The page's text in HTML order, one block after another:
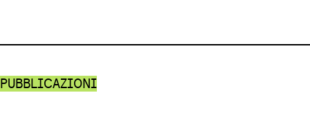
PUBBLICAZIONI